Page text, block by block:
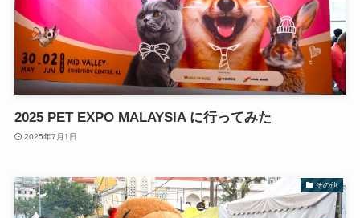
2025 PET EXPO MALAYSIA に行ってみた
2025年7月1日
その他